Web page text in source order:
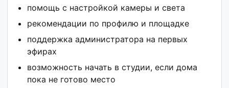
помощь с настройкой камеры и света
рекомендации по профилю и площадке
поддержка администратора на первых
эфирах
возможность начать в студии, если дома
пока не готово место